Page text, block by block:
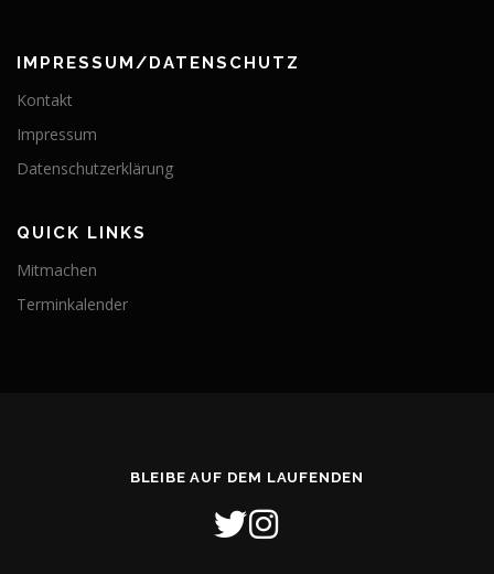
IMPRESSUM/DATENSCHUTZ
Kontakt
Impressum
Datenschutzerklärung
QUICK LINKS
Mitmachen
Terminkalender
BLEIBE AUF DEM LAUFENDEN